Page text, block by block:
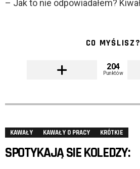
– Jak to nie odpowiadałem?
CO MYŚLISZ?
204
Punktów
KAWAŁY KAWAŁY O PRACY KRÓTKIE
SPOTYKAJĄ SIE KOLEDZY: